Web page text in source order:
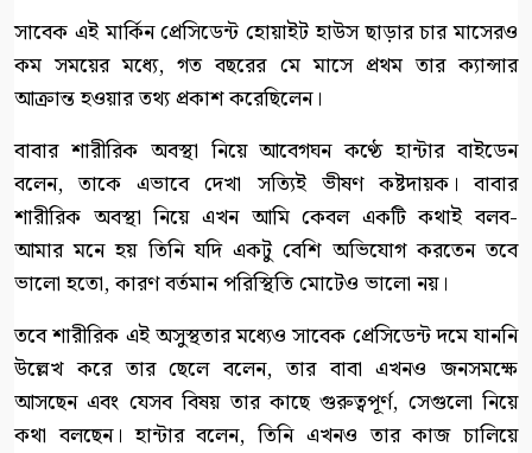
সাবেক এই মার্কিন প্রেসিডেন্ট হোয়াইট হাউস ছাড়ার চার মাসেরও
কম সময়ের মধ্যে, গত বছরের মে মাসে প্রথম তার ক্যান্সার
আক্রান্ত হওয়ার তথ্য প্রকাশ করেছিলেন।
বাবার শারীরিক অবস্থা নিয়ে আবেগঘন কণ্ঠে হান্টার বাইডেন
বলেন, তাকে এভাবে দেখা সত্যিই ভীষণ কষ্টদায়ক। বাবার
শারীরিক অবস্থা নিয়ে এখন আমি কেবল একটি কথাই বলব-
আমার মনে হয় তিনি যদি একটু বেশি অভিযোগ করতেন তবে
ভালো হতো, কারণ বর্তমান পরিস্থিতি মোটেও ভালো নয়।
তবে শারীরিক এই অসুস্থতার মধ্যেও সাবেক প্রেসিডেন্ট দমে যাননি
উল্লেখ করে তার ছেলে বলেন, তার বাবা এখনও জনসমক্ষে
আসছেন এবং যেসব বিষয় তার কাছে গুরুত্বপূর্ণ, সেগুলো নিয়ে
কথা বলছেন। হান্টার বলেন, তিনি এখনও তার কাজ চালিয়ে